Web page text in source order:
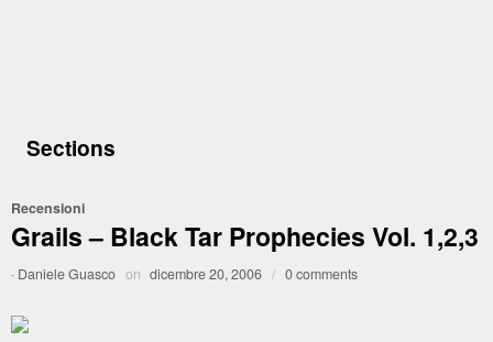
Sections
Recensioni
Grails – Black Tar Prophecies Vol. 1,2,3
· Daniele Guasco on dicembre 20, 2006 / 0 comments